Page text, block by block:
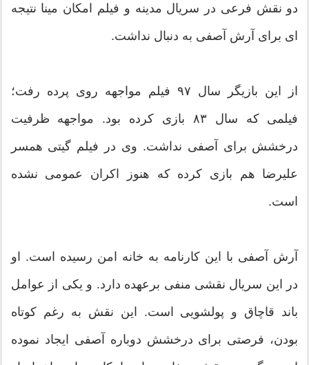
دو نقش فرعی در سریال مدینه و فیلم امکان مینا نتیجه
ای برای آرش آصفی به دنبال نداشت.
از این بازیگر سال ۹۷ فیلم مواجهه روی پرده رفت؛
فیلمی که سال ۸۳ بازی کرده بود. مواجهه ظرفیت
درخشش برای آصفی نداشت. وی در فیلم گیتی همسر
علیرضا هم بازی کرده که هنوز اکران عمومی نشده
است.
آرش آصفی با این کارنامه به خانه امن رسیده است. او
در این سریال نقشی منفی برعهده دارد. و یکی از عوامل
باند قاچاق و پولشویی است. این نقش به رغم کوتاه
بودن، فرصتی برای درخشش دوباره آصفی ایجاد نموده